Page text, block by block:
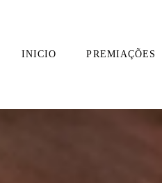
INICIO PREMIAÇÕES